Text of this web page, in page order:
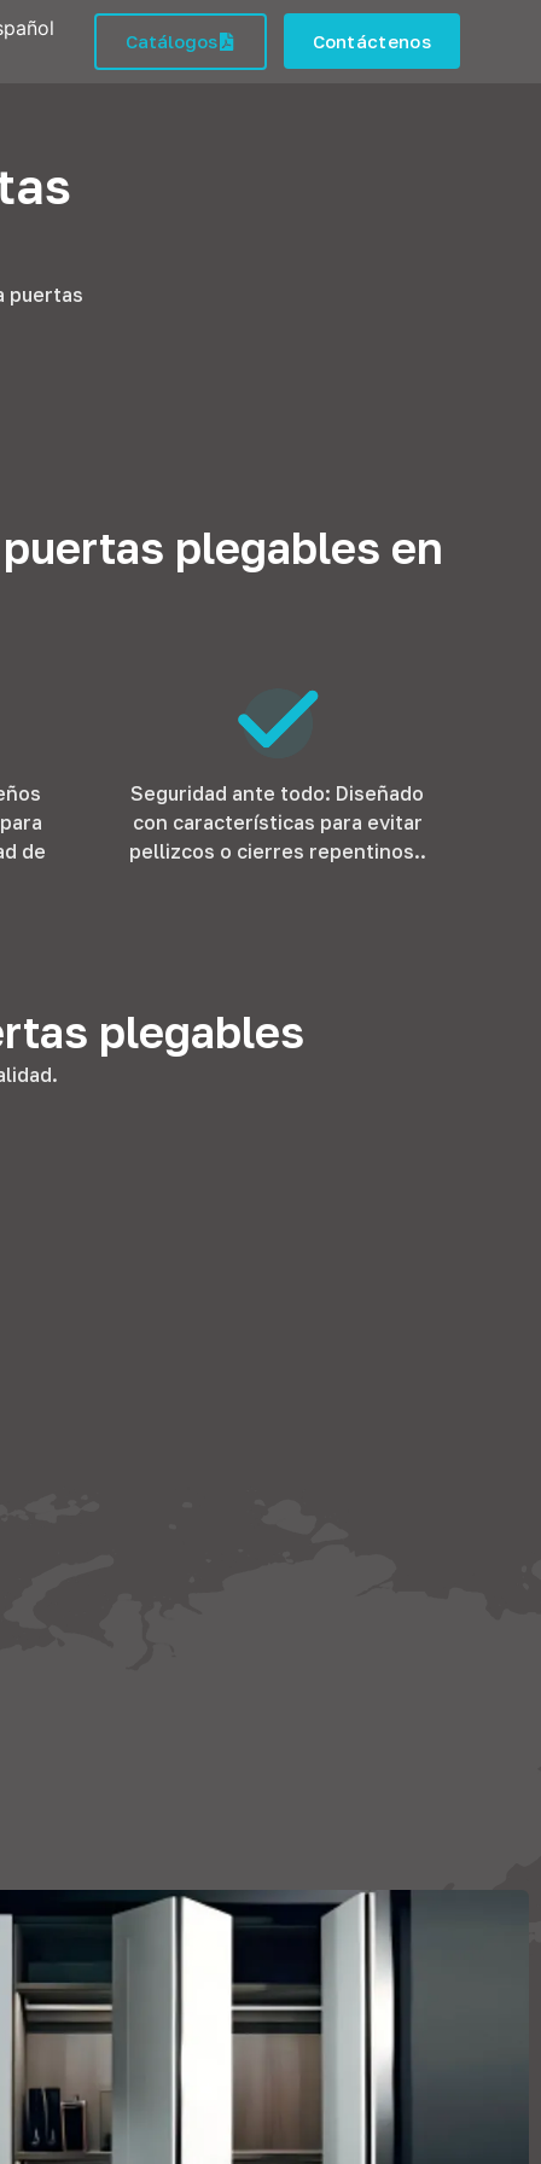
Catálogos Contáctenos
puertas
plegables en
de
Seguridad ante todo: Diseñado
con características para evitar
pellizcos o cierres repentinos..
plegables